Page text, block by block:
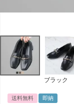
ブラック
送料無料 即納